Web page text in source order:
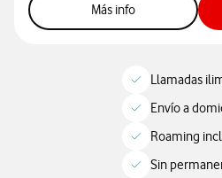
Más infosobre línea
Llamadas
Envío a
Roaming
Sin